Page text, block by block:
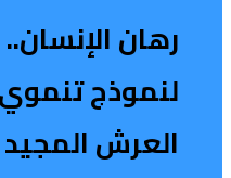
رهان
لنموذج
العرش المجيد